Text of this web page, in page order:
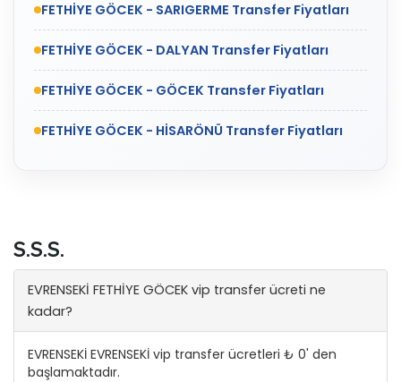
FETHİYE GÖCEK - SARIGERME Transfer Fiyatları
FETHİYE GÖCEK - DALYAN Transfer Fiyatları
FETHİYE GÖCEK - GÖCEK Transfer Fiyatları
FETHİYE GÖCEK - HİSARÖNÜ Transfer Fiyatları
S.S.S.
EVRENSEKİ FETHİYE GÖCEK vip transfer ücreti ne
kadar?
EVRENSEKİ EVRENSEKİ vip transfer ücretleri ₺ 0' den
başlamaktadır.